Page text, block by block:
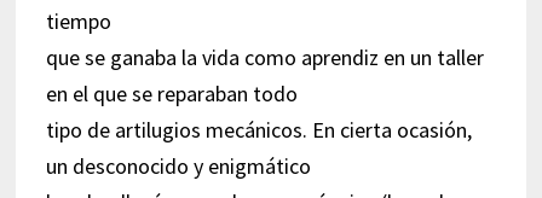
tiempo
que se ganaba la vida como aprendiz en un taller
en el que se reparaban todo
tipo de artilugios mecánicos. En cierta ocasión,
un desconocido y enigmático